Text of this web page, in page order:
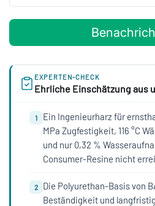
EXPERTEN-CHECK
Ehrliche Einschätzung aus
1
Ein Ingenieurharz für
MPa Zugfestigkeit, 116 °C
und nur 0,32 %
Consumer-Resine nicht
2
Die Polyurethan-Basis von
Beständigkeit und